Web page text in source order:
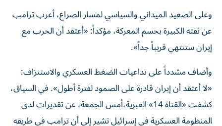
وعلى الصعيد الميداني والسياسي لمسار الصراع، أعرب ترامب
عن ثقته الكبيرة بحسم المعركة، مؤكداً: «أعتقد أن الحرب مع
إيران ستنتهي قريباً جداً».
وأضاف مشدداً على تداعيات الضغط العسكري والاستنزاف:
«لا أعتقد أن إيران قادرة على الصمود لفترة أطول». في السياق،
كشفت «القناة 14» العبرية،أمس الجمعة، عن تقديرات لدى
المنظومة العسكرية في إسرائيل تشير إلى أن ترامب في طريقه